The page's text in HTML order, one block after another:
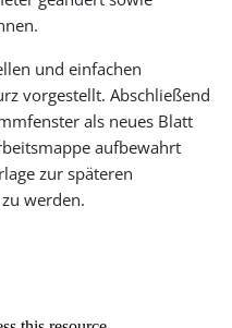
und einfachen
vorgestellt. Abschließend
als neues Blatt
aufbewahrt
zur späteren
werden.